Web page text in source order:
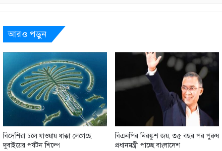
আরও পড়ুন
বিদেশিরা চলে যাওয়ায় ধাক্কা লেগেছে
দুবাইয়ের পর্যটন শিল্পে
বিএনপির নিরঙ্কুশ জয়, ৩৫ বছর পর পুরুষ
প্রধানমন্ত্রী পাচ্ছে বাংলাদেশ